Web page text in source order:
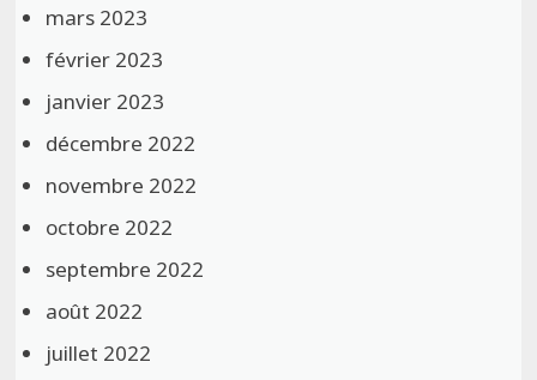
mars 2023
février 2023
janvier 2023
décembre 2022
novembre 2022
octobre 2022
septembre 2022
août 2022
juillet 2022